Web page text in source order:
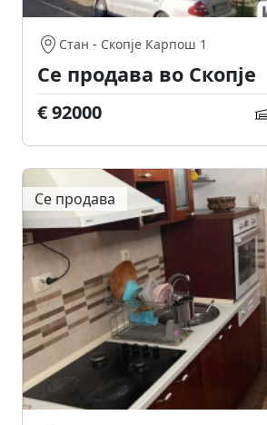
Стан - Скопје Карпош 1
Се продава во Скопје
€ 92000
Се продава